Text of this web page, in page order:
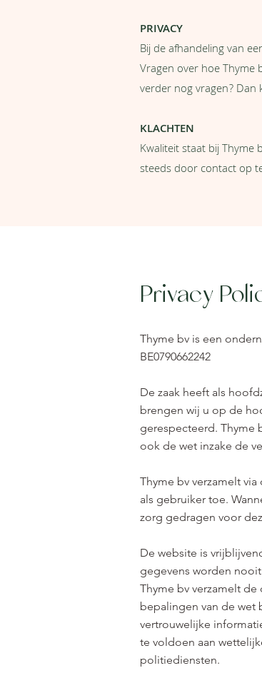
PRIVACY
Bij de afhandeling van
Vragen over hoe Thyme
verder nog vragen?
KLACHTEN
Kwaliteit staat bij
steeds door contact op
Privacy
Thyme bv is een
BE0790662242
De zaak heeft als
brengen wij u op de
gerespecteerd. Thyme
ook de wet inzake de
Thyme bv verzamelt
als gebruiker toe.
zorg gedragen voor
De website is
gegevens worden
Thyme bv verzamelt
bepalingen van de wet
vertrouwelijke
te voldoen aan
politiediensten.